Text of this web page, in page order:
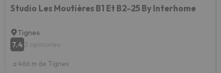
Studio Les Moutières B1 Et B2-25 By Interhome
Tignes
7.4 2 opiniones
a 466 m de Tignes